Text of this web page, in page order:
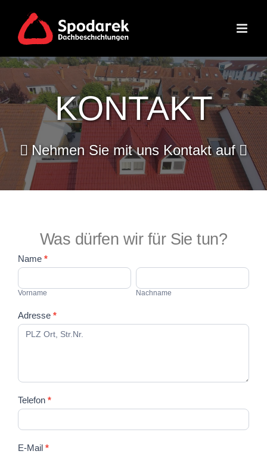
content
KONTAKT
Nehmen Sie mit uns Kontakt auf
Was dürfen wir für Sie tun?
Kontakt
Name *
Vorname
Vorname
Nachname
Nachname
Adresse *
Telefon *
E-Mail *